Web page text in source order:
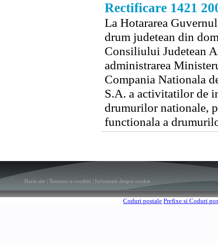
Rectificare 1421
La Hotararea
drum judetean din
Consiliului Judetean
administrarea
Compania Nationala
S.A. a activitatilor de
drumurilor nationale,
functionala a
Harta site Termeni si conditii Informatii despre cookie
Coduri postale Prefixe si Coduri